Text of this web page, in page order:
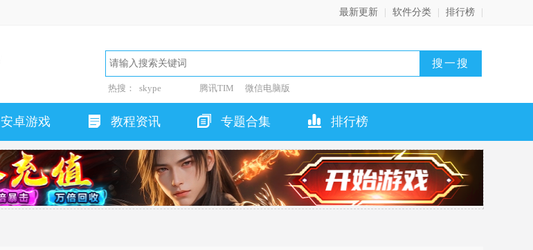
最新更新 软件分类 排行榜
热搜： skype 腾讯TIM 微信电脑版
安卓游戏 教程资讯 专题合集 排行榜